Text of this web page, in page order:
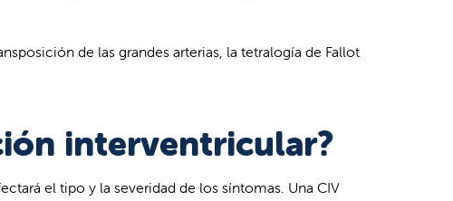
de las grandes arterias, la tetralogía de Fallot
interventricular?
el tipo y la severidad de los síntomas. Una CIV